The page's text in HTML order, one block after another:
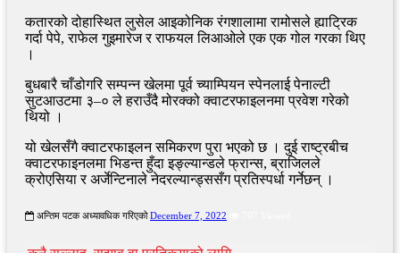
कतारको दोहास्थित लुसेल आइकोनिक रंगशालामा रामोसले ह्याट्रिक
गर्दा पेपे, राफेल गुइमारेज र राफयल लिआओले एक एक गोल गरका थिए
।
बुधबारै चाँडोगरि सम्पन्न खेलमा पूर्व च्याम्पियन स्पेनलाई पेनाल्टी
सुटआउटमा ३–० ले हराउँदै मोरक्को क्वाटरफाइलनमा प्रवेश गरेको
थियो ।
यो खेलसँगै क्वाटरफाइलन समिकरण पुरा भएको छ । दुई राष्ट्रबीच
क्वाटरफाइनलमा भिडन्त हुँदा इङ्ल्यान्डले फ्रान्स, ब्राजिलले
क्रोएसिया र अर्जेन्टिनाले नेदरल्यान्ड्ससँग प्रतिस्पर्धा गर्नेछन् ।
अन्तिम पटक अध्यावधिक गरिएको December 7, 2022